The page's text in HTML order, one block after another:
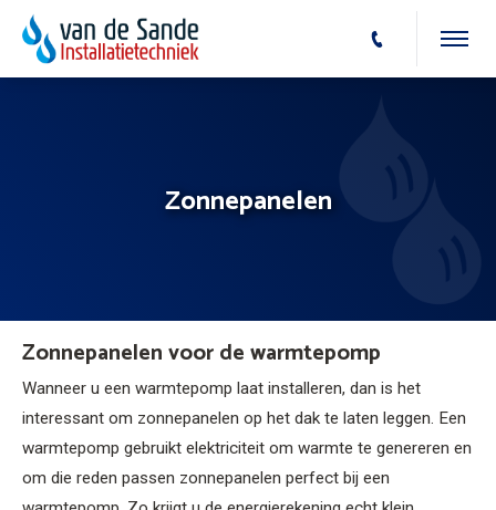
Zonnepanelen
Zonnepanelen voor de warmtepomp
Wanneer u een warmtepomp laat installeren, dan is het
interessant om zonnepanelen op het dak te laten leggen. Een
warmtepomp gebruikt elektriciteit om warmte te genereren en
om die reden passen zonnepanelen perfect bij een